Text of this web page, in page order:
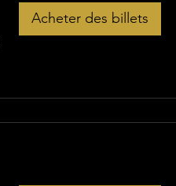
Acheter des billets